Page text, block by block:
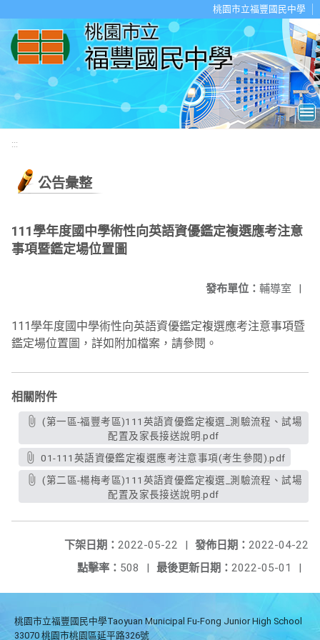
桃園市立福豐國民中學
:::
公告彙整
111學年度國中學術性向英語資優鑑定複選應考注意
事項暨鑑定場位置圖
發布單位： 輔導室 |
111學年度國中學術性向英語資優鑑定複選應考注意事項暨
鑑定場位置圖，詳如附加檔案，請參閱。
相關附件
(第一區-福豐考區)111英語資優鑑定複選_測驗流程、試場
配置及家長接送說明.pdf
01-111英語資優鑑定複選應考注意事項(考生參閱).pdf
(第二區-楊梅考區)111英語資優鑑定複選_測驗流程、試場
配置及家長接送說明.pdf
發佈日期： 2022-04-22
下架日期： 2022-05-22
|
最後更新日期： 2022-05-01 |
點擊率： 508 |
桃園市立福豐國民中學Taoyuan Municipal Fu-Fong Junior High School
33070 桃園市桃園區延平路326號